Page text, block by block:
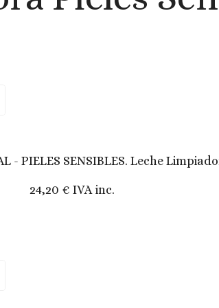
- PIELES SENSIBLES. Leche
24,20 € IVA inc.